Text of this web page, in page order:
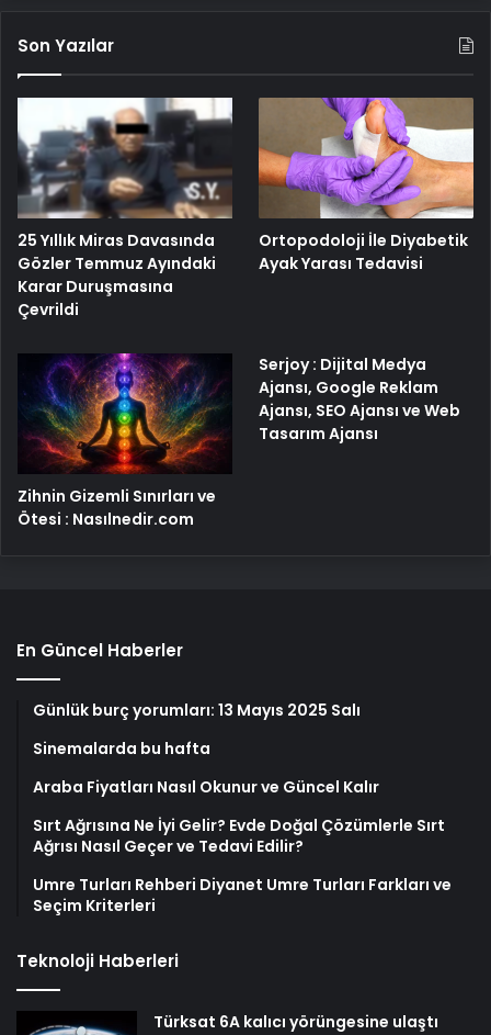
Son Yazılar
25 Yıllık Miras Davasında
Gözler Temmuz Ayındaki
Karar Duruşmasına
Çevrildi
Ortopodoloji İle Diyabetik
Ayak Yarası Tedavisi
Zihnin Gizemli Sınırları ve
Ötesi : Nasılnedir.com
Serjoy : Dijital Medya
Ajansı, Google Reklam
Ajansı, SEO Ajansı ve Web
Tasarım Ajansı
En Güncel Haberler
Günlük burç yorumları: 13 Mayıs 2025 Salı
Sinemalarda bu hafta
Araba Fiyatları Nasıl Okunur ve Güncel Kalır
Sırt Ağrısına Ne İyi Gelir? Evde Doğal Çözümlerle Sırt
Ağrısı Nasıl Geçer ve Tedavi Edilir?
Umre Turları Rehberi Diyanet Umre Turları Farkları ve
Seçim Kriterleri
Teknoloji Haberleri
Türksat 6A kalıcı yörüngesine ulaştı